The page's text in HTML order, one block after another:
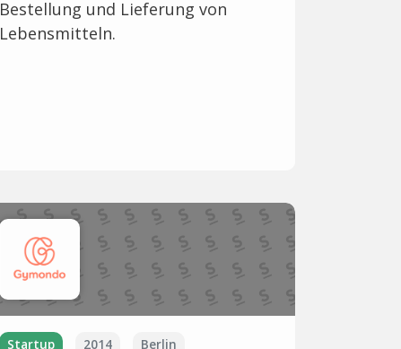
Bestellung und Lieferung von
Lebensmitteln.
Startup 2014 Berlin